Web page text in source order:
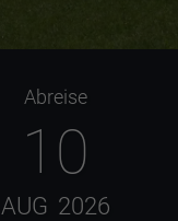
Abreise
10
AUG 2026